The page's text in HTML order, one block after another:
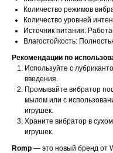
Количество режимов
Количество уровней
Источник питания:
Влагостойкость:
Рекомендации по
Используйте с
введения.
Промывайте вибратор
мылом или с
игрушек.
Храните вибратор в
игрушек.
Romp — это новый бренд от